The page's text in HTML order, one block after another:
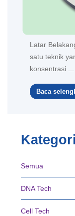
Latar
satu teknik
konsentrasi ...
Baca
Kategori
Semua
DNA Tech
Cell Tech